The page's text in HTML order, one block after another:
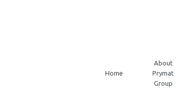
Home
About
Prymat
Group